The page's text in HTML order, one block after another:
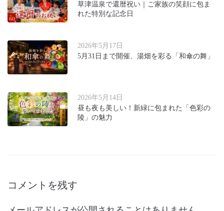
草津温泉で還暦祝い｜ご家族の笑顔に包ま
れた特別な記念日
2026年5月17日
5月31日まで開催、湯畑を彩る「和傘の舞」
2026年5月14日
昼も夜も美しい！新緑に包まれた「色彩の
陵」の魅力
コメントを残す